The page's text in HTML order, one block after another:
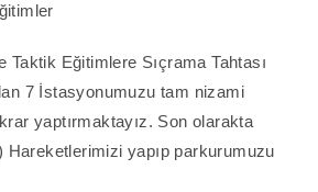
Taktik Eğitimlere Sıçrama Tahtası
7 İstasyonumuzu tam nizami
yaptırmaktayız. Son olarakta
Hareketlerimizi yapıp parkurumuzu